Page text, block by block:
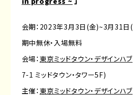
会期：2023年3月3日(金)~3月31
期中無休・入場無料
会場： 東京ミッドタウン・デザインハブ
7-1 ミッドタウン・タワー5F)
主催： 東京ミッドタウン・デザインハブ